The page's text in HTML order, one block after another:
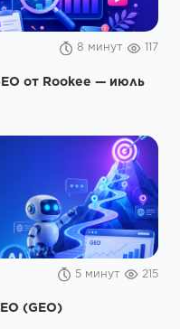
8 минут 117
от Rookee — июль
5 минут 215
(GEO)